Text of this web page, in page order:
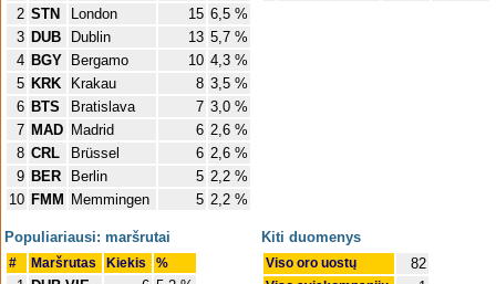
2 STN London 15 6,5 %
3 DUB Dublin 13 5,7 %
4 BGY Bergamo 10 4,3 %
5 KRK Krakau 8 3,5 %
6 BTS Bratislava 7 3,0 %
7 MAD Madrid 6 2,6 %
8 CRL Brüssel 6 2,6 %
9 BER Berlin 5 2,2 %
10 FMM Memmingen 5 2,2 %
Populiariausi: maršrutai
# Maršrutas Kiekis %
Kiti duomenys
Viso oro uostų 82